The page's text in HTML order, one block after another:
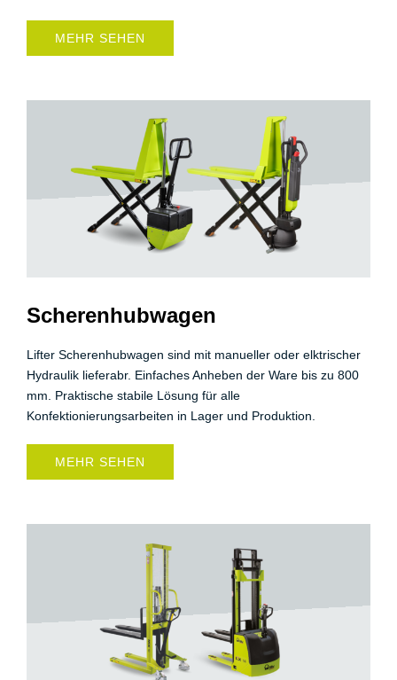
MEHR SEHEN
Scherenhubwagen
Lifter Scherenhubwagen sind mit manueller oder elktrischer
Hydraulik lieferabr. Einfaches Anheben der Ware bis zu 800
mm. Praktische stabile Lösung für alle
Konfektionierungsarbeiten in Lager und Produktion.
MEHR SEHEN